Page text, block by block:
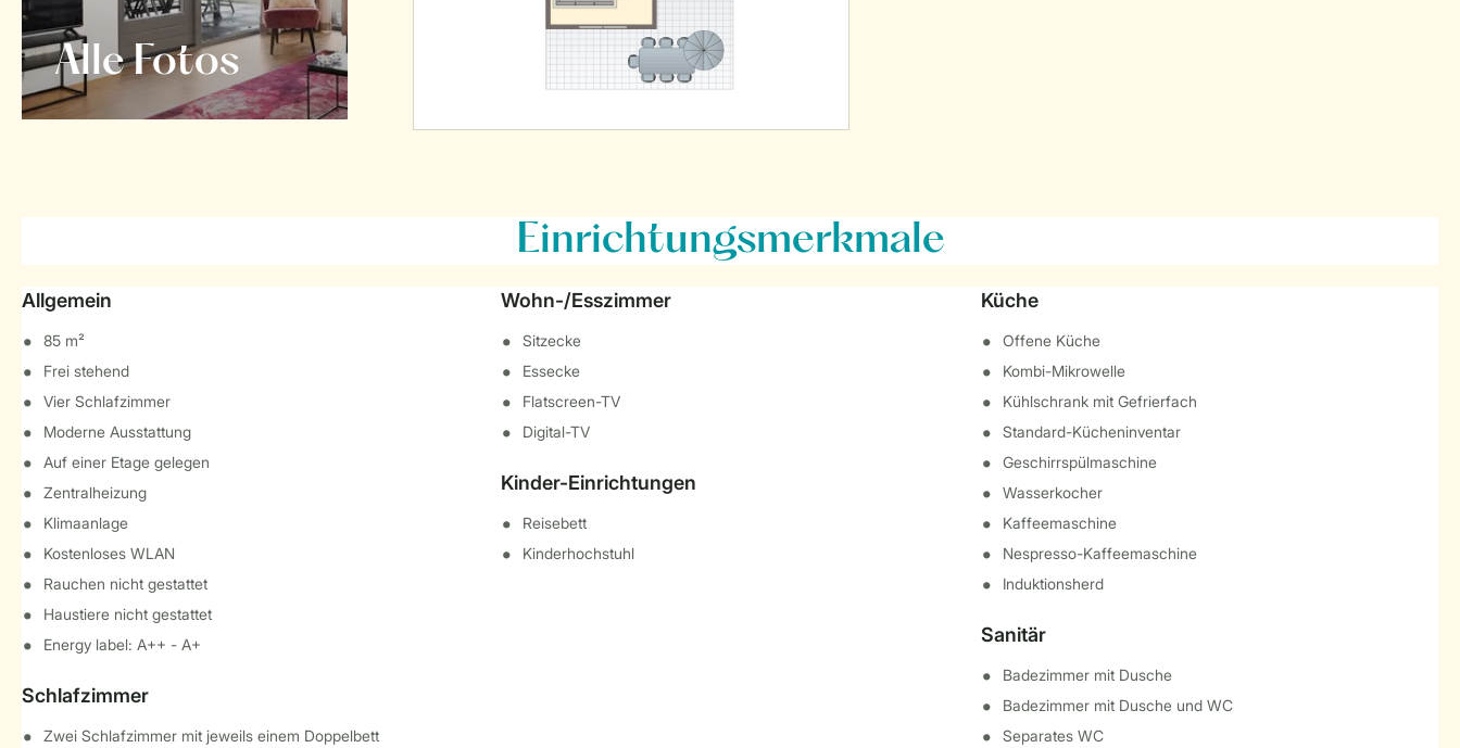
Alle Fotos
Einrichtungsmerkmale
Allgemein
85 m²
Frei stehend
Vier Schlafzimmer
Moderne Ausstattung
Auf einer Etage gelegen
Zentralheizung
Klimaanlage
Kostenloses WLAN
Rauchen nicht gestattet
Haustiere nicht gestattet
Energy label: A++ - A+
Schlafzimmer
Zwei Schlafzimmer mit jeweils einem Doppelbett
Wohn-/Esszimmer
Sitzecke
Essecke
Flatscreen-TV
Digital-TV
Kinder-Einrichtungen
Reisebett
Kinderhochstuhl
Küche
Offene Küche
Kombi-Mikrowelle
Kühlschrank mit Gefrierfach
Standard-Kücheninventar
Geschirrspülmaschine
Wasserkocher
Kaffeemaschine
Nespresso-Kaffeemaschine
Induktionsherd
Sanitär
Badezimmer mit Dusche
Badezimmer mit Dusche und WC
Separates WC